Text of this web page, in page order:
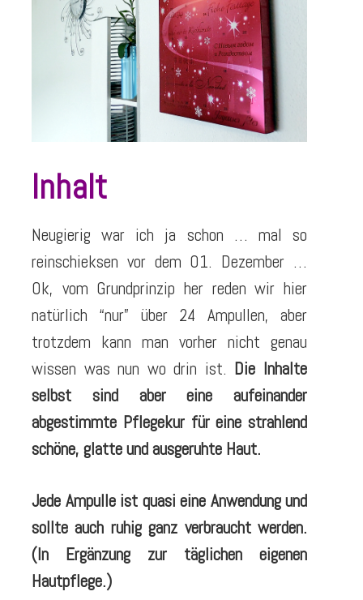
Inhalt
Neugierig war ich ja schon … mal so
reinschieksen vor dem 01. Dezember …
Ok, vom Grundprinzip her reden wir hier
natürlich “nur” über 24 Ampullen, aber
trotzdem kann man vorher nicht genau
wissen was nun wo drin ist. Die Inhalte
selbst sind aber eine aufeinander
abgestimmte Pflegekur für eine strahlend
schöne, glatte und ausgeruhte Haut.
Jede Ampulle ist quasi eine Anwendung und
sollte auch ruhig ganz verbraucht werden.
(In Ergänzung zur täglichen eigenen
Hautpflege.)